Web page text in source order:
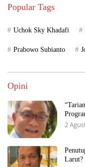
Popular Tags
Uchok Sky Khadafi
Prabowo Subianto
Opini
2
Larut?